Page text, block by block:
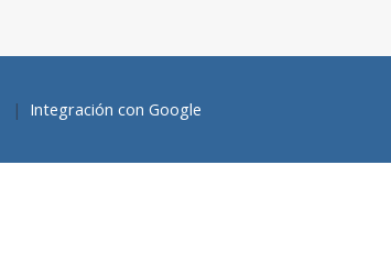
Integración con Google